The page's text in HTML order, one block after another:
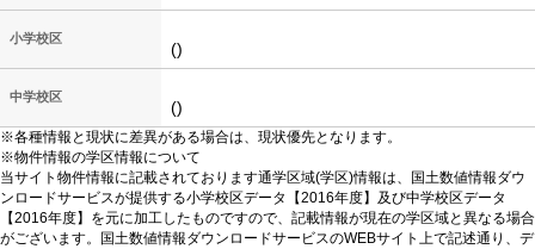
小学校区
()
中学校区
()
※各種情報と現状に差異がある場合は、現状優先となります。
※物件情報の学区情報について
当サイト物件情報に記載されております通学区域(学区)情報は、国土数値情報ダウ
ンロードサービスが提供する小学校区データ【2016年度】及び中学校区データ
【2016年度】を元に加工したものですので、記載情報が現在の学区域と異なる場合
がございます。国土数値情報ダウンロードサービスのWEBサイト上で記述通り、デ